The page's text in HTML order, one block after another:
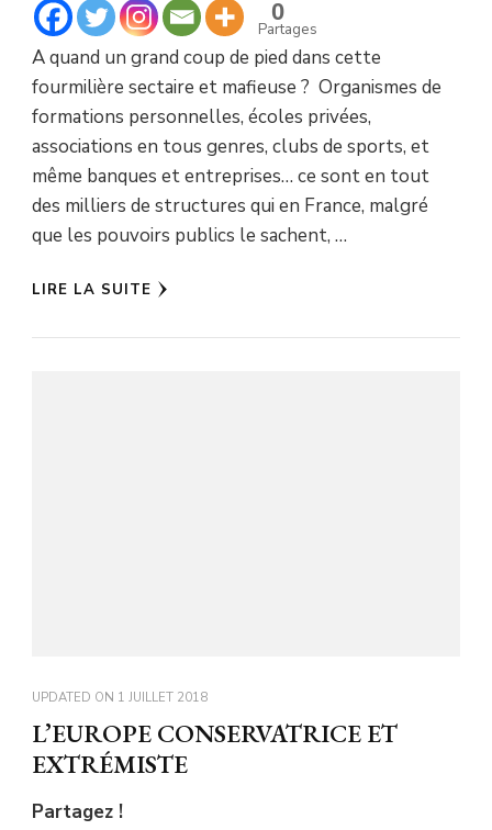
0
Partages
A quand un grand coup de pied dans cette
fourmilière sectaire et mafieuse ? Organismes de
formations personnelles, écoles privées,
associations en tous genres, clubs de sports, et
même banques et entreprises… ce sont en tout
des milliers de structures qui en France, malgré
que les pouvoirs publics le sachent, …
LIRE LA SUITE
UPDATED ON 1 JUILLET 2018
L’EUROPE CONSERVATRICE ET
EXTRÉMISTE
Partagez !